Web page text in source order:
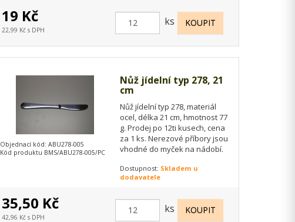
19 Kč
22,99 Kč s DPH
ks
Nůž jídelní typ 278, 21
cm
Nůž jídelní typ 278, materiál
ocel, délka 21 cm, hmotnost 77
g. Prodej po 12ti kusech, cena
za 1 ks. Nerezové příbory jsou
vhodné do myček na nádobí.
Dostupnost: Skladem u
dodavatele
Objednací kód: ABU278-005
Kód produktu BMS/ABU278-005/PC
35,50 Kč
42,96 Kč s DPH
ks